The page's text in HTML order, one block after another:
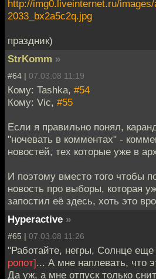
http://img0.liveinternet.ru/
2033_bx2a5c2q.jpg
праздник)
StrKomm »
#64 | 07.03.08 11:19
Кому: Tashka, #54
Кому: Vic, #55
Если я правильно понял,
"ночевать в комментах" -
новостей, тех которые уже в
И поэтому вместо того чтобы
новость про выборы, которая
запостил её здесь, хоть это
Hyperactive »
#65 | 07.03.08 11:26
"Работайте, негры, Солнце еще
ропот]... А мне наплевать, что
Да уж, а мне отпуск только